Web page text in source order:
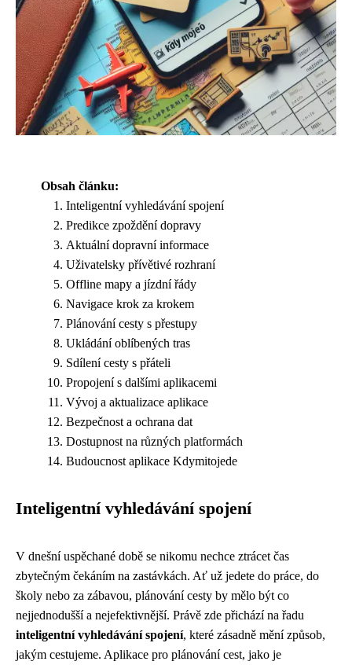
Obsah článku:
Inteligentní vyhledávání spojení
Predikce zpoždění dopravy
Aktuální dopravní informace
Uživatelsky přívětivé rozhraní
Offline mapy a jízdní řády
Navigace krok za krokem
Plánování cesty s přestupy
Ukládání oblíbených tras
Sdílení cesty s přáteli
Propojení s dalšími aplikacemi
Vývoj a aktualizace aplikace
Bezpečnost a ochrana dat
Dostupnost na různých platformách
Budoucnost aplikace Kdymitojede
Inteligentní vyhledávání spojení
V dnešní uspěchané době se nikomu nechce ztrácet čas
zbytečným čekáním na zastávkách. Ať už jedete do práce, do
školy nebo za zábavou, plánování cesty by mělo být co
nejjednodušší a nejefektivnější. Právě zde přichází na řadu
inteligentní vyhledávání spojení, které zásadně mění způsob,
jakým cestujeme. Aplikace pro plánování cest, jako je